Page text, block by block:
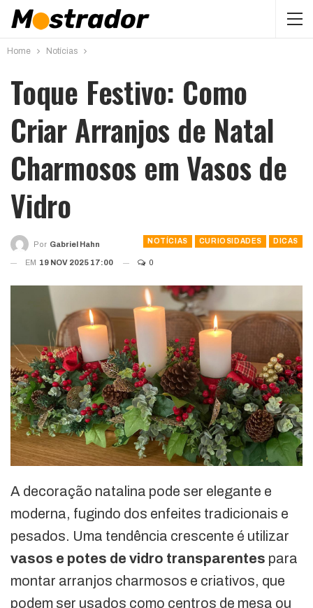
Home Notícias
Toque Festivo: Como
Criar Arranjos de Natal
Charmosos em Vasos de
Vidro
NOTÍCIAS CURIOSIDADES DICAS
Por Gabriel Hahn
EM 19 NOV 2025 17:00 0
A decoração natalina pode ser elegante e
moderna, fugindo dos enfeites tradicionais e
pesados. Uma tendência crescente é utilizar
vasos e potes de vidro transparentes para
montar arranjos charmosos e criativos, que
podem ser usados como centros de mesa ou